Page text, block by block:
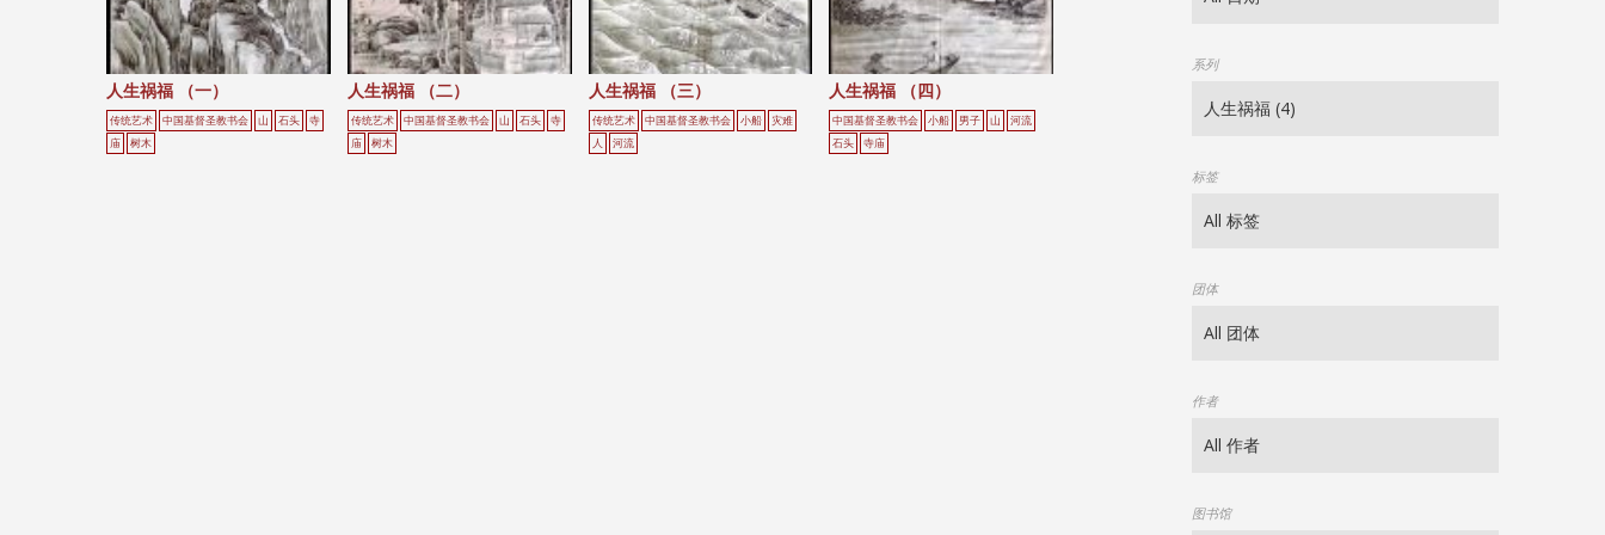
人生祸福 （一）
传统艺术 中国基督圣教书会 山 石头
寺
庙
树木
人生祸福 （二）
传统艺术 中国基督圣教书会 山 石头
寺
庙
树木
人生祸福 （三）
传统艺术 中国基督圣教书会 小船
灾难
人
河流
人生祸福 （四）
中国基督圣教书会 小船 男子 山
河流
石头
寺庙
系列
标签
团体
作者
图书馆